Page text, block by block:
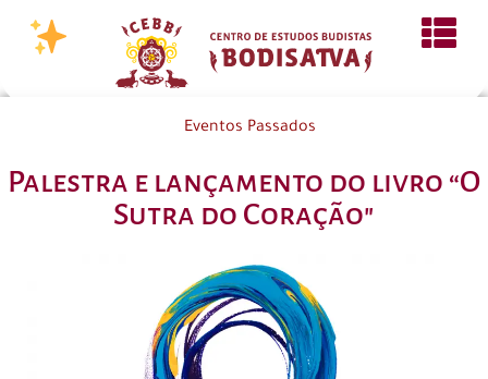
Eventos Passados
Palestra e lançamento do livro “O
Sutra do Coração"